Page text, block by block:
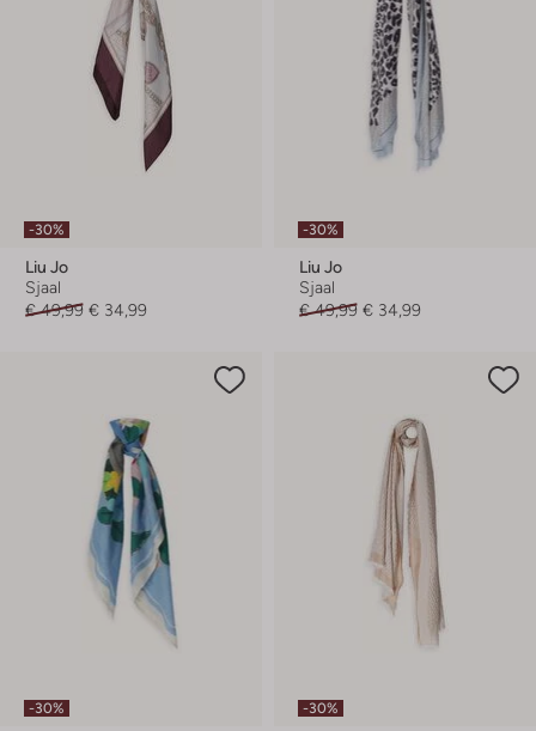
-30%
Liu Jo
Sjaal
€ 49,99 € 34,99
-30%
Liu Jo
Sjaal
€ 49,99 € 34,99
-30% -30%